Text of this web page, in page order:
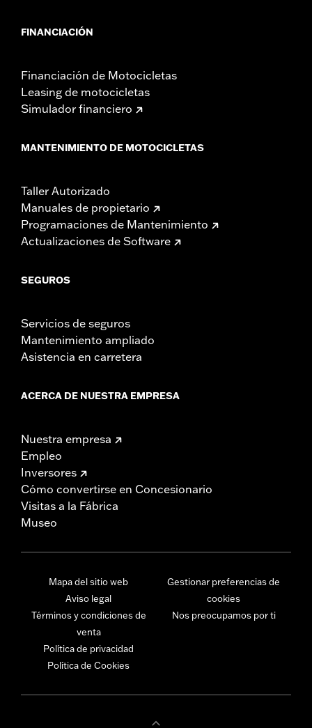
FINANCIACIÓN
Financiación de Motocicletas
Leasing de motocicletas
Simulador financiero
MANTENIMIENTO DE MOTOCICLETAS
Taller Autorizado
Manuales de propietario
Programaciones de Mantenimiento
Actualizaciones de Software
SEGUROS
Servicios de seguros
Mantenimiento ampliado
Asistencia en carretera
ACERCA DE NUESTRA EMPRESA
Nuestra empresa
Empleo
Inversores
Cómo convertirse en Concesionario
Visitas a la Fábrica
Museo
Mapa del sitio web
Aviso legal
Términos y condiciones de
venta
Política de privacidad
Política de Cookies
Gestionar preferencias de
cookies
Nos preocupamos por ti